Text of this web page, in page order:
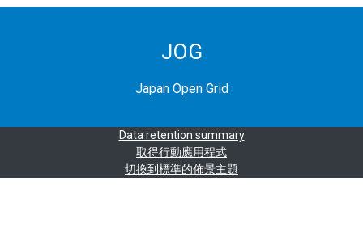
JOG
Japan Open Grid
Data retention summary
取得行動應用程式
切換到標準的佈景主題